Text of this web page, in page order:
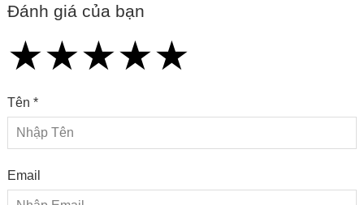
Đánh giá của bạn
★
★★
★★★
★★★★
★★★★★
Tên *
Email